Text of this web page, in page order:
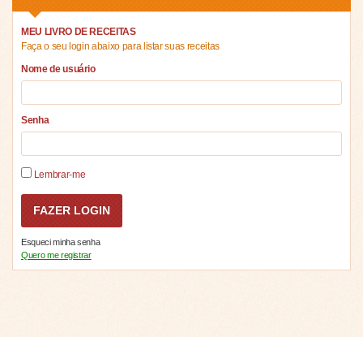
MEU LIVRO DE RECEITAS
Faça o seu login abaixo para listar suas receitas
Nome de usuário
Senha
Lembrar-me
Esqueci minha senha
Quero me registrar